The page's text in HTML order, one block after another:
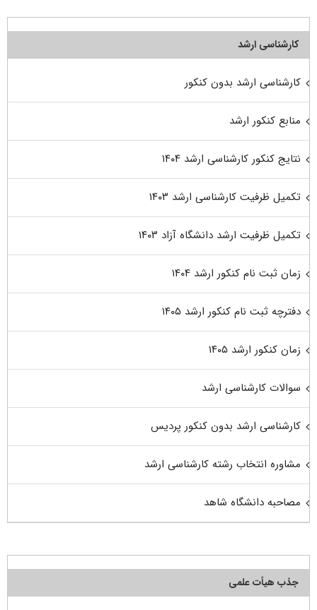
کارشناسی ارشد
کارشناسی ارشد بدون کنکور
منابع کنکور ارشد
نتایج کنکور کارشناسی ارشد ۱۴۰۴
تکمیل ظرفیت کارشناسی ارشد ۱۴۰۳
تکمیل ظرفیت ارشد دانشگاه آزاد ۱۴۰۳
زمان ثبت نام کنکور ارشد ۱۴۰۴
دفترچه ثبت نام کنکور ارشد ۱۴۰۵
زمان کنکور ارشد ۱۴۰۵
سوالات کارشناسی ارشد
کارشناسی ارشد بدون کنکور پردیس
مشاوره انتخاب رشته کارشناسی ارشد
مصاحبه دانشگاه شاهد
جذب هیأت علمی